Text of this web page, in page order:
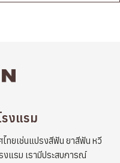
รงแรม
ไทยเช่นแปรงสีฟัน ยาสีฟัน หวี
งแรม เรามีประสบการณ์